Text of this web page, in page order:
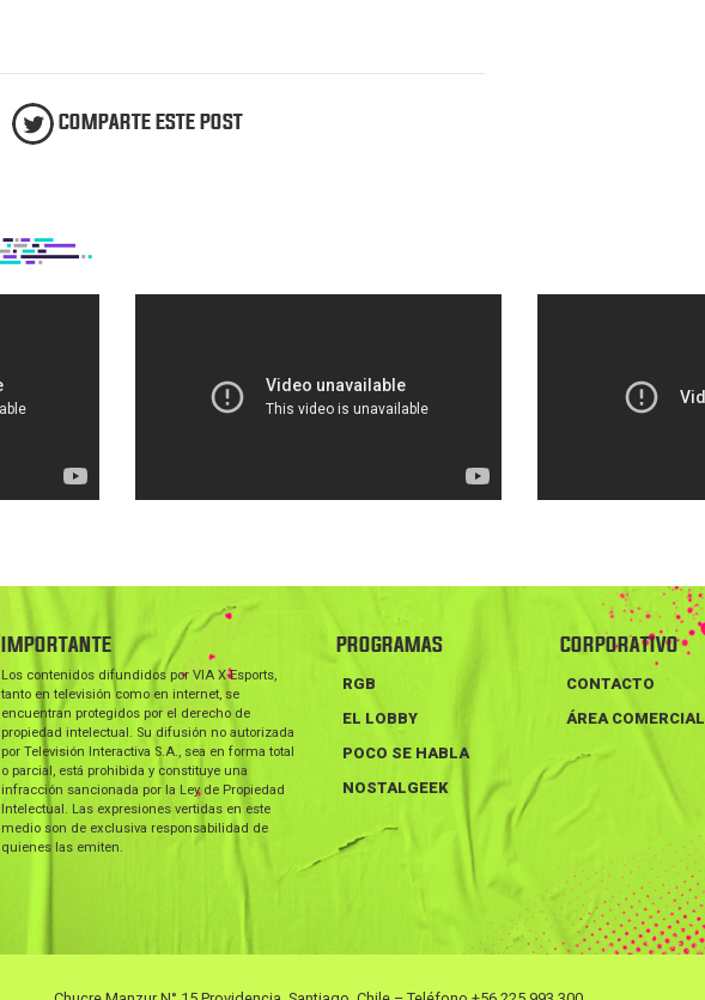
COMPARTE ESTE POST
IMPORTANTE
Los contenidos difundidos por VIA X Esports,
tanto en televisión como en internet, se
encuentran protegidos por el derecho de
propiedad intelectual. Su difusión no autorizada
por Televisión Interactiva S.A., sea en forma total
o parcial, está prohibida y constituye una
infracción sancionada por la Ley de Propiedad
Intelectual. Las expresiones vertidas en este
medio son de exclusiva responsabilidad de
quienes las emiten.
PROGRAMAS
RGB
EL LOBBY
POCO SE HABLA
NOSTALGEEK
CORPORATIVO
CONTACTO
ÁREA COMERCIAL